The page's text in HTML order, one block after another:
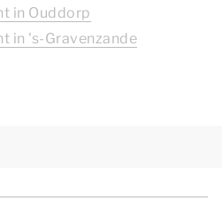
in Ouddorp
in 's-Gravenzande